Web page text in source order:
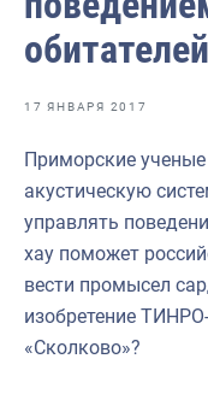
Отраслевые СМИ
Выставки и
Научно-
Рыбоохрана
Отрасль в цифрах
Большая
Укрепление
обитателей
17 ЯНВАРЯ 2017
Приморские
акустическую
управлять
хау поможет
вести промысел
изобретение
«Сколково»?